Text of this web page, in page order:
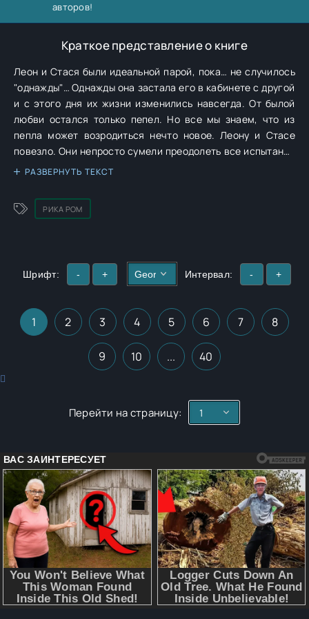
авторов!
Краткое представление о книге
Леон и Стася были идеальной парой, пока… не случилось
"однажды"… Однажды она застала его в кабинете с другой
и с этого дня их жизни изменились навсегда. От былой
любви остался только пепел. Но все мы знаем, что из
пепла может возродиться нечто новое. Леону и Стасе
повезло. Они непросто сумели преодолеть все испытания
и стать настоящей семьей, но и смогли воскресить
РАЗВЕРНУТЬ ТЕКСТ
РИКА РОМ
Шрифт: - + Интервал: - +
1 2 3 4 5 6 7 8
9 10 ... 40
Перейти на страницу: